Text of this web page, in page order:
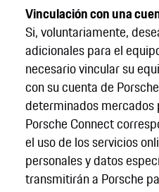
Vinculación con una
Si, voluntariamente,
adicionales para el
necesario vincular su
con su cuenta de
determinados
Porsche Connect
el uso de los servicios
personales y datos
transmitirán a Porsche